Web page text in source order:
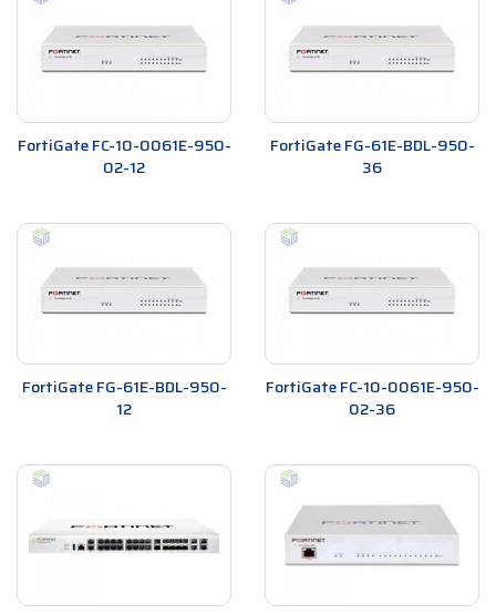
FortiGate FC-10-0061E-950-
02-12
FortiGate FG-61E-BDL-950-
36
FortiGate FG-61E-BDL-950-
12
FortiGate FC-10-0061E-950-
02-36